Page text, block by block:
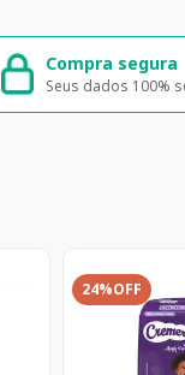
Entrega rápida e
Entrega para todo o Brasil
24%OFF